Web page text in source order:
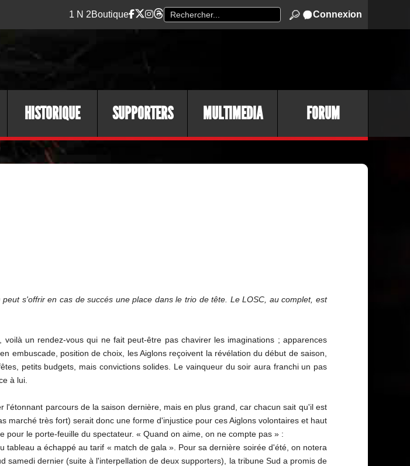
1 N 2Boutique Connexion
HISTORIQUE SUPPORTERS MULTIMEDIA FORUM
s'offrir en cas de succés une place dans le trio de tête. Le LOSC, au complet, est
un rendez-vous qui ne fait peut-être pas chavirer les imaginations ; apparences
embuscade, position de choix, les Aiglons reçoivent la révélation du début de saison,
petits budgets, mais convictions solides. Le vainqueur du soir aura franchi un pas
à lui.
parcours de la saison dernière, mais en plus grand, car chacun sait qu'il est
marché très fort) serait donc une forme d'injustice pour ces Aiglons volontaires et haut
le porte-feuille du spectateur. « Quand on aime, on ne compte pas » :
a échappé au tarif « match de gala ». Pour sa dernière soirée d'été, on notera
dernier (suite à l'interpellation de deux supporters), la tribune Sud a promis de